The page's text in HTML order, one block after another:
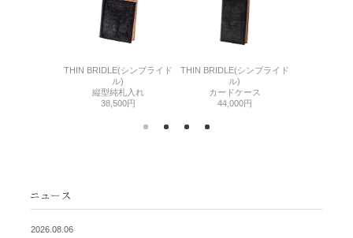
THIN BRIDLE(シンブライド
ル)
縦型純札入れ
38,500円
THIN BRIDLE(シンブライド
ル)
カードケース
44,000円
2026.08.06